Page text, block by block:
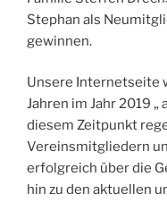
Stephan als
gewinnen.
Unsere Internetseite
Jahren im Jahr 2019
diesem Zeitpunkt
Vereinsmitgliedern
erfolgreich über die
hin zu den aktuellen